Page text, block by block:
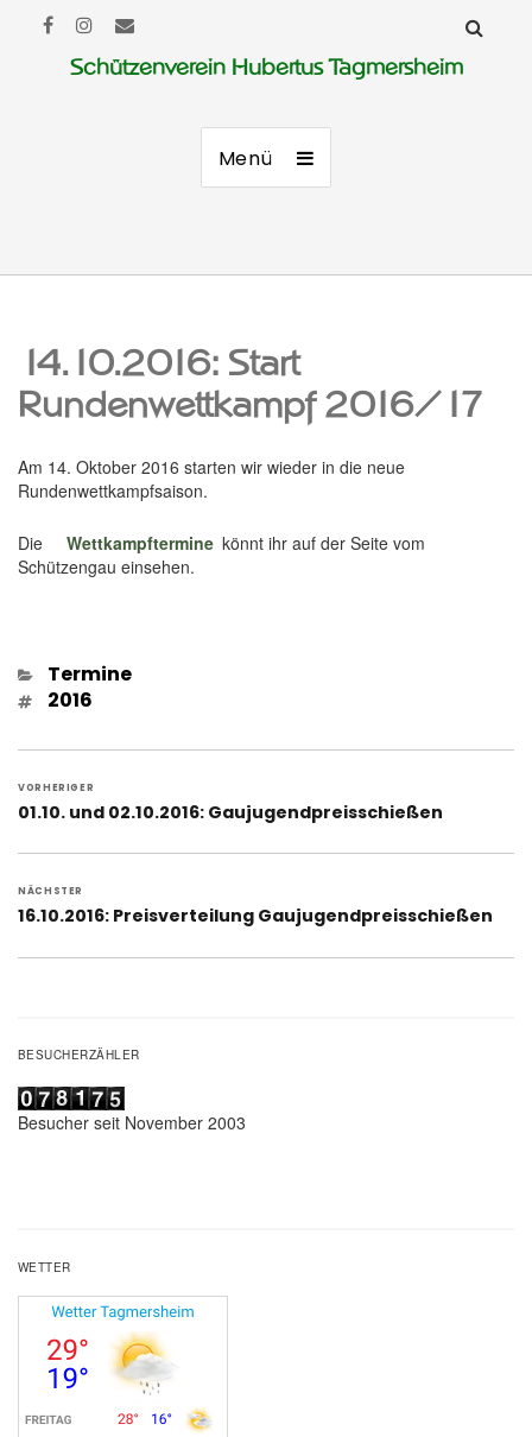
Schützenverein Hubertus Tagmersheim
Menü
14.10.2016: Start
Rundenwettkampf 2016/17
Am 14. Oktober 2016 starten wir wieder in die neue
Rundenwettkampfsaison.
Die Wettkampftermine könnt ihr auf der Seite vom
Schützengau einsehen.
Kategorien
Termine
Schlagwörter
2016
VORHERIGER
Vorheriger
01.10. und 02.10.2016: Gaujugendpreisschießen
NÄCHSTER
Nächster
16.10.2016: Preisverteilung Gaujugendpreisschießen
BESUCHERZÄHLER
Besucher seit November 2003
WETTER